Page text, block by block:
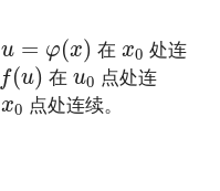
u = φ(x)
x) 在 x0
x0 处连
f(u)
u) 在 u0
u0 点处连
x0
x0 点处连续。